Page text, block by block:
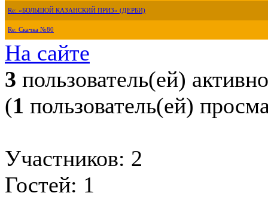
Re: «БОЛЬШОЙ КАЗАНСКИЙ ПРИЗ» (ДЕРБИ)
Re: Скачка №80
На сайте
3 пользователь(ей) активно
(1 пользователь(ей)
Участников: 2
Гостей: 1